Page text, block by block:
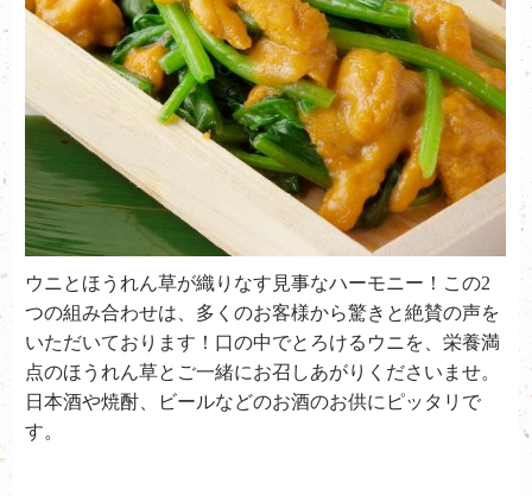
ウニとほうれん草が織りなす見事なハーモニー！この2
つの組み合わせは、多くのお客様から驚きと絶賛の声を
いただいております！口の中でとろけるウニを、栄養満
点のほうれん草とご一緒にお召しあがりくださいませ。
日本酒や焼酎、ビールなどのお酒のお供にピッタリで
す。